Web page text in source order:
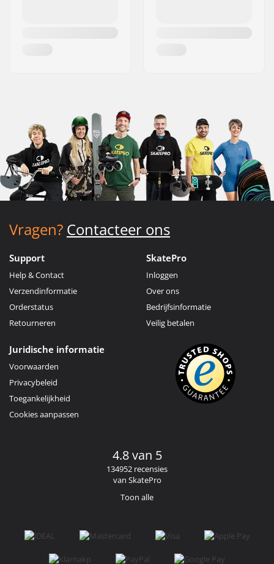
Vragen? Contacteer ons
Support
Help & Contact
Verzendinformatie
Orderstatus
Retourneren
SkatePro
Inloggen
Over ons
Bedrijfsinformatie
Veilig betalen
Juridische informatie
Voorwaarden
Privacybeleid
Toegankelijkheid
Cookies aanpassen
4.8 van 5
134952 recensies
van SkatePro
Toon alle